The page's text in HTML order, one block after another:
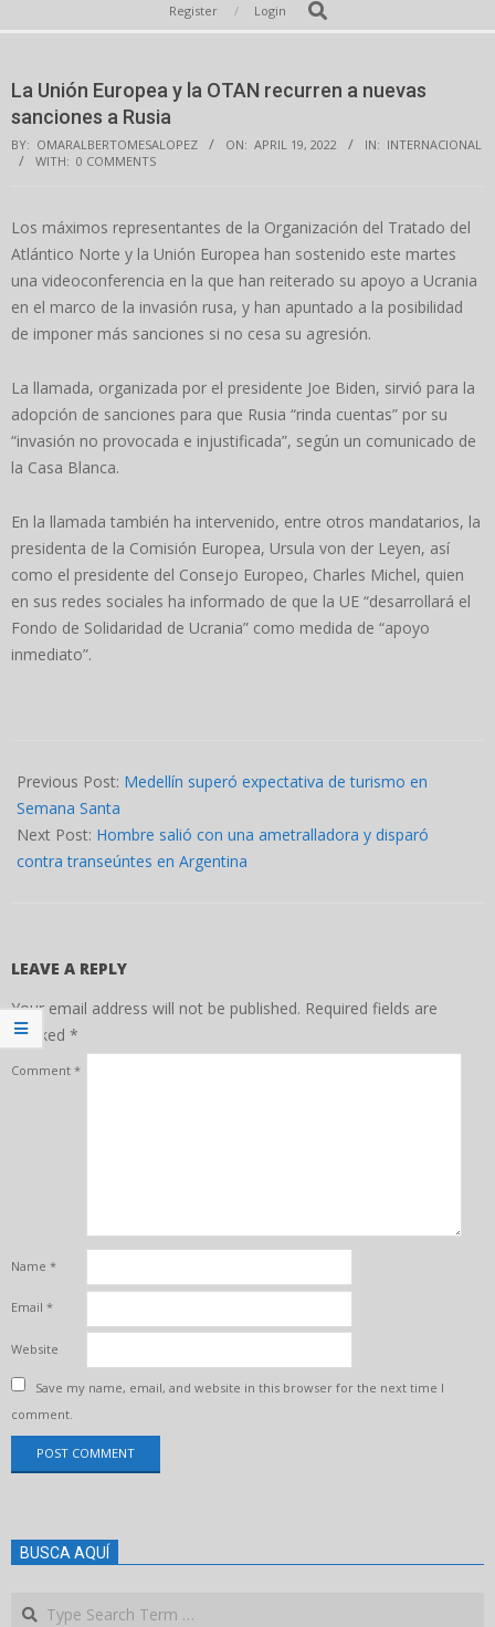
Navigation
Register Login Search
La Unión Europea y la OTAN recurren a nuevas
sanciones a Rusia
BY: OMARALBERTOMESALOPEZ ON: APRIL 19, 2022 IN: INTERNACIONAL
WITH: 0 COMMENTS
Los máximos representantes de la Organización del Tratado del
Atlántico Norte y la Unión Europea han sostenido este martes
una videoconferencia en la que han reiterado su apoyo a Ucrania
en el marco de la invasión rusa, y han apuntado a la posibilidad
de imponer más sanciones si no cesa su agresión.
La llamada, organizada por el presidente Joe Biden, sirvió para la
adopción de sanciones para que Rusia “rinda cuentas” por su
“invasión no provocada e injustificada”, según un comunicado de
la Casa Blanca.
En la llamada también ha intervenido, entre otros mandatarios, la
presidenta de la Comisión Europea, Ursula von der Leyen, así
como el presidente del Consejo Europeo, Charles Michel, quien
en sus redes sociales ha informado de que la UE “desarrollará el
Fondo de Solidaridad de Ucrania” como medida de “apoyo
inmediato”.
04-
19
Previous Post: Medellín superó expectativa de turismo en
Semana Santa
Next Post: Hombre salió con una ametralladora y disparó
contra transeúntes en Argentina
LEAVE A REPLY
Your email address will not be published. Required fields are
marked *
Comment *
Name *
Email *
Website
Save my name, email, and website in this browser for the next time I
comment.
BUSCA AQUÍ
Search